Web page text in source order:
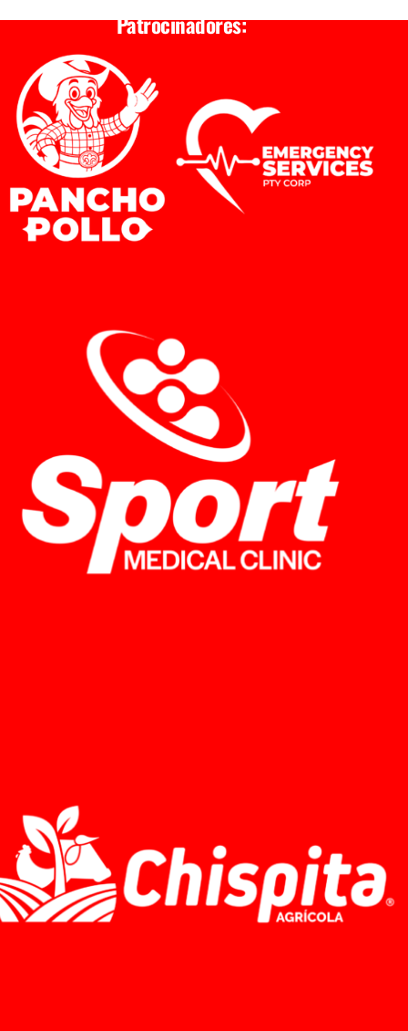
Patrocinadores: